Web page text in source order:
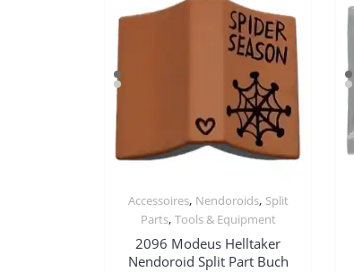
Accessoires, Nendoroids, Split
Parts, Tools & Equipment
2096 Modeus Helltaker
Nendoroid Split Part Buch